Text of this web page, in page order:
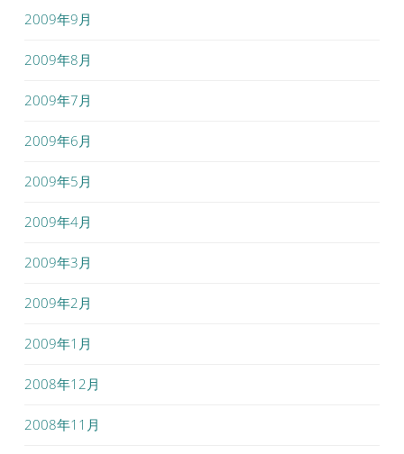
2009年9月
2009年8月
2009年7月
2009年6月
2009年5月
2009年4月
2009年3月
2009年2月
2009年1月
2008年12月
2008年11月